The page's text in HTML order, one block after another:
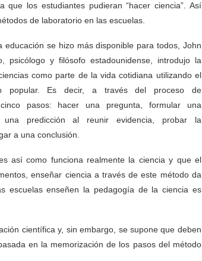
que los estudiantes pudieran “hacer ciencia”. Así
de laboratorio en las escuelas.
educación se hizo más disponible para todos, John
psicólogo y filósofo estadounidense, introdujo la
como parte de la vida cotidiana utilizando el
popular. Es decir, a través del proceso de
pasos: hacer una pregunta, formular una
una predicción al reunir evidencia, probar la
a una conclusión.
así como funciona realmente la ciencia y que el
enseñar ciencia a través de este método da
escuelas enseñen la pedagogía de la ciencia es
científica y, sin embargo, se supone que deben
en la memorización de los pasos del método